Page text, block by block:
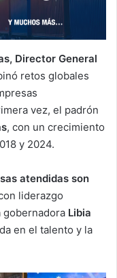
Director General
retos globales
vez, el padrón
, con un crecimiento
y 2024.
atendidas son
liderazgo
gobernadora Libia
en el talento y la